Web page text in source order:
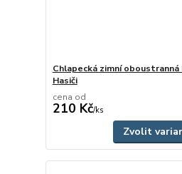
Chlapecká zimní oboustranná
Hasiči
cena od
210 Kč/ks
Zvolit